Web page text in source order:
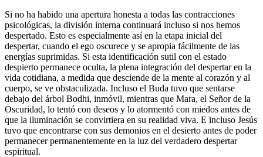
Si no ha habido una apertura honesta a todas las contracciones
psicológicas, la división interna continuará incluso si nos hemos
despertado. Esto es especialmente así en la etapa inicial del
despertar, cuando el ego oscurece y se apropia fácilmente de las
energías suprimidas. Si esta identificación sutil con el estado
despierto permanece oculta, la plena integración del despertar en la
vida cotidiana, a medida que desciende de la mente al corazón y al
cuerpo, se ve obstaculizada. Incluso el Buda tuvo que sentarse
debajo del árbol Bodhi, inmóvil, mientras que Mara, el Señor de la
Oscuridad, lo tentó con deseos y lo atormentó con miedos antes de
que la iluminación se convirtiera en su realidad viva. E incluso Jesús
tuvo que encontrarse con sus demonios en el desierto antes de poder
permanecer permanentemente en la luz del verdadero despertar
espiritual.